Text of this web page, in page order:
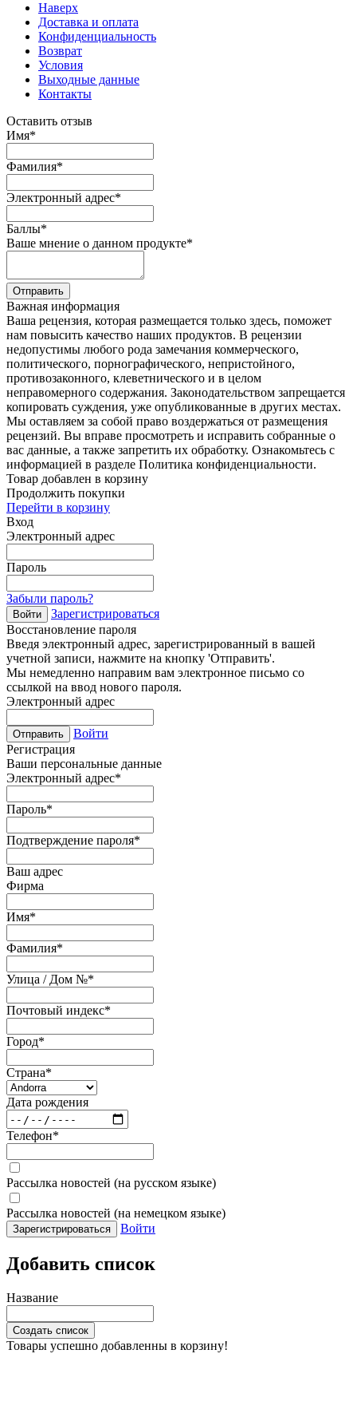
Наверх
Доставка и оплата
Конфиденциальность
Возврат
Условия
Выходные данные
Контакты
Оставить отзыв
Имя*
Фамилия*
Электронный адрес*
Баллы*
Ваше мнение о данном продукте*
Отправить
Важная информация
Ваша рецензия, которая размещается только здесь, поможет
нам повысить качество наших продуктов. В рецензии
недопустимы любого рода замечания коммерческого,
политического, порнографического, непристойного,
противозаконного, клеветнического и в целом
неправомерного содержания. Законодательством запрещается
копировать суждения, уже опубликованные в других местах.
Мы оставляем за собой право воздержаться от размещения
рецензий. Вы вправе просмотреть и исправить собранные о
вас данные, а также запретить их обработку. Ознакомьтесь с
информацией в разделе Политика конфиденциальности.
Товар добавлен в корзину
Продолжить покупки
Перейти в корзину
Вход
Электронный адрес
Пароль
Забыли пароль?
Войти
Зарегистрироваться
Восстановление пароля
Введя электронный адрес, зарегистрированный в вашей
учетной записи, нажмите на кнопку 'Отправить'.
Мы немедленно направим вам электронное письмо со
ссылкой на ввод нового пароля.
Электронный адрес
Отправить
Войти
Регистрация
Ваши персональные данные
Электронный адрес*
Пароль*
Подтверждение пароля*
Ваш адрес
Фирма
Имя*
Фамилия*
Улица / Дом №*
Почтовый индекс*
Город*
Страна*
Дата рождения
Телефон*
Рассылка новостей (на русском языке)
Рассылка новостей (на немецком языке)
Зарегистрироваться Войти
Добавить список
Название
Создать список
Товары успешно добавленны в корзину!